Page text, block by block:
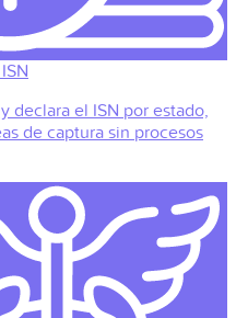
declara el ISN por estado,
de captura sin procesos